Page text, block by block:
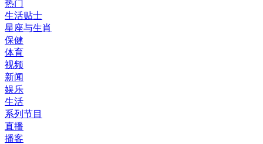
热门
生活贴士
星座与生肖
保健
体育
视频
新闻
娱乐
生活
系列节目
直播
播客